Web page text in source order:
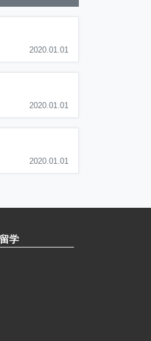
2020.01.01
2020.01.01
2020.01.01
学